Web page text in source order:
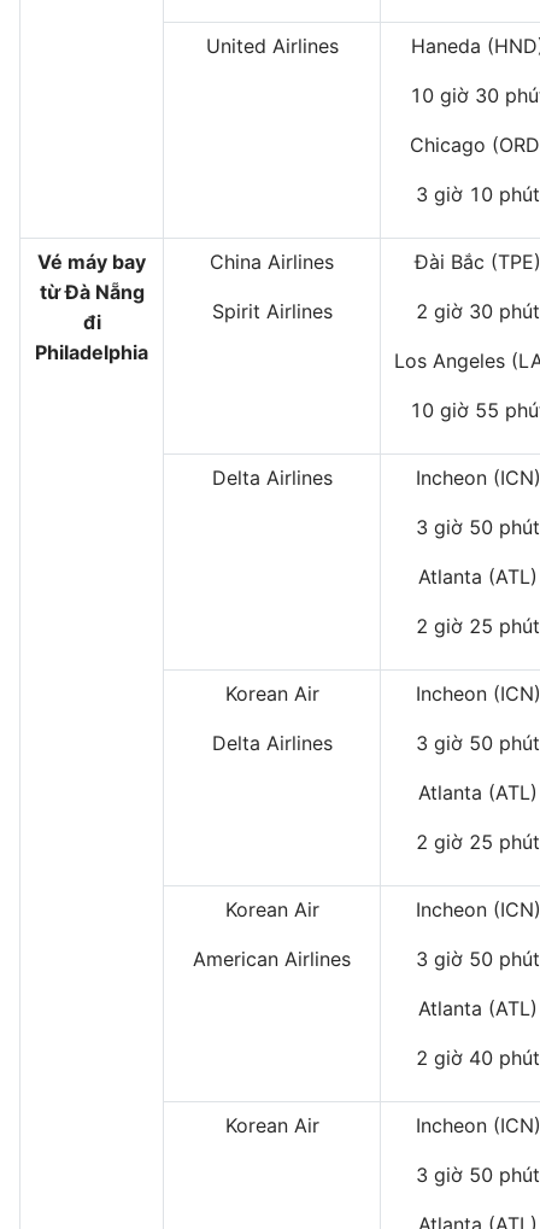
United Airlines Haneda
10 giờ 30
Chicago
3 giờ 10 phút
Vé máy bay
từ Đà Nẵng
đi
Philadelphia
China Airlines
Spirit Airlines
Đài Bắc (TPE)
2 giờ 30 phút
Los Angeles
10 giờ 55
Delta Airlines Incheon (ICN)
3 giờ 50 phút
Atlanta (ATL)
2 giờ 25 phút
Korean Air
Delta Airlines
Incheon (ICN)
3 giờ 50 phút
Atlanta (ATL)
2 giờ 25 phút
Korean Air
American Airlines
Incheon (ICN)
3 giờ 50 phút
Atlanta (ATL)
2 giờ 40 phút
Korean Air Incheon (ICN)
3 giờ 50 phút
Atlanta (ATL)